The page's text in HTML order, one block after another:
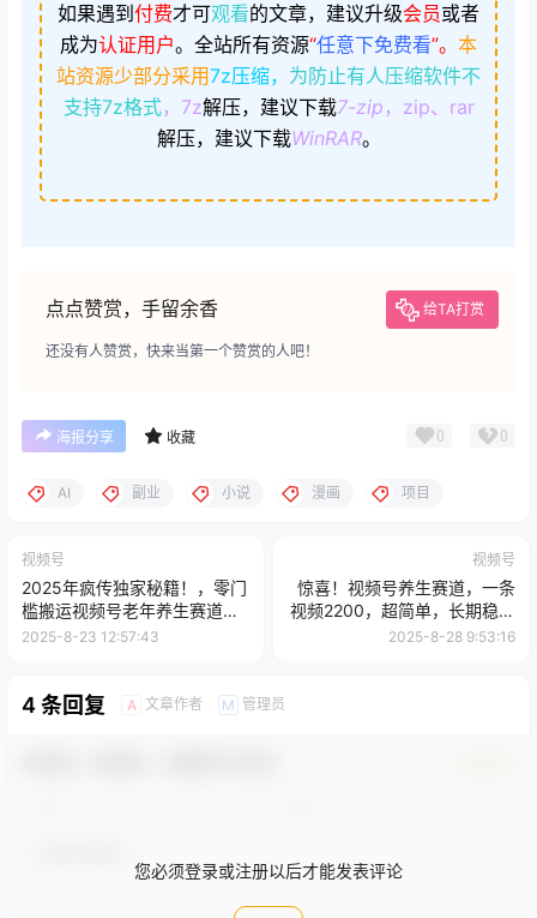
如果遇到 付费才可观看的文章，建议升级会员或者
成为认证用户。 全站所有资源“任意下免费看”。 本
站资源少部分采用7z压缩， 为防止有人压缩软件不
支持7z格式，7z解压，建议下载7-zip ，zip、rar
解压，建议下载WinRAR。
点点赞赏，手留余香 给TA打赏
还没有人赞赏，快来当第一个赞赏的人吧！
海报分享 收藏 0 0
AI 副业 小说 漫画 项目
视频号
2025年疯传独家秘籍！，零门
槛搬运视频号老年养生赛道惊
现神技，日进斗金 2000+
2025-8-23 12:57:43
视频号
惊喜！视频号养生赛道，一条
视频2200，超简单，长期稳定
可做，有人月入3w+
2025-8-28 9:53:16
4 条回复 A 文章作者 M 管理员
您必须登录或注册以后才能发表评论